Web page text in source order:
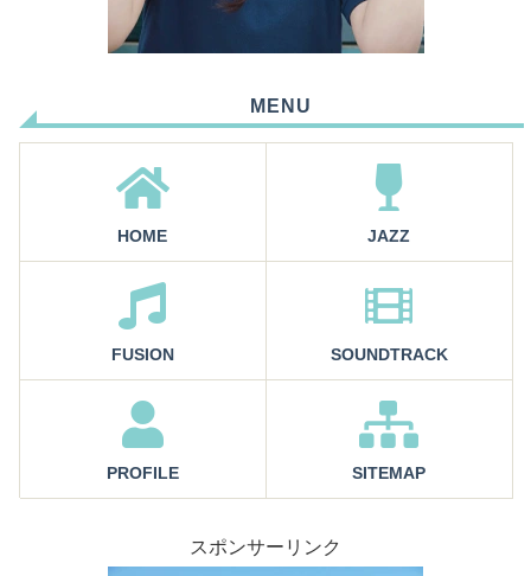
MENU
HOME JAZZ
FUSION SOUNDTRACK
PROFILE SITEMAP
スポンサーリンク